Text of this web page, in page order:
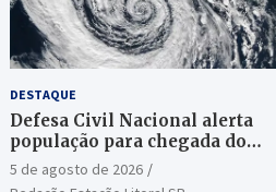
DESTAQUE
Defesa Civil Nacional alerta
população para chegada do
ciclone bomba
5 de agosto de 2026